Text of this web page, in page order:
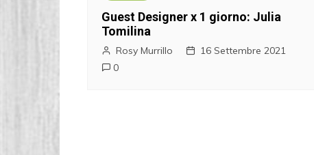
Guest Designer x 1 giorno: Julia
Tomilina
Rosy Murrillo
16 Settembre 2021
0